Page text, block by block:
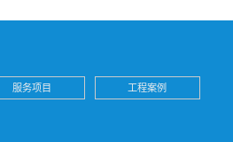
服务项目 工程案例